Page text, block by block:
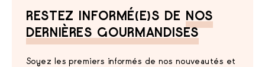
RESTEZ INFORMÉ(E)S DE
NOS
DERNIÈRES GOURMANDISES
Soyez les premiers informés de nos nouveautés et